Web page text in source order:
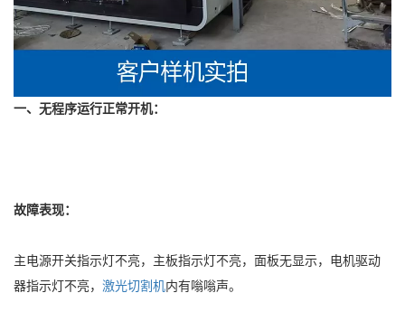
一、无程序运行正常开机：
故障表现：
主电源开关指示灯不亮，主板指示灯不亮，面板无显示，电机驱动
器指示灯不亮， 激光切割机内有嗡嗡声。